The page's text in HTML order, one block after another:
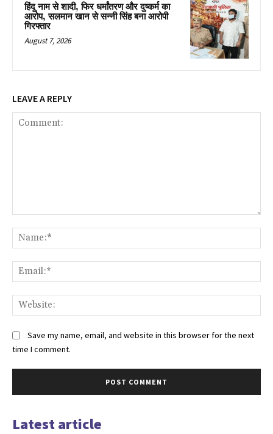
हिंदू नाम से शादी, फिर धर्मांतरण और दुष्कर्म का
आरोप, सलमान खान से सन्नी सिंह बना आरोपी
गिरफ्तार
August 7, 2026
LEAVE A REPLY
Save my name, email, and website in this browser for the next
time I comment.
Latest article